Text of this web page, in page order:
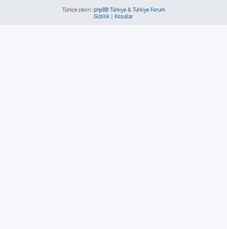
Türkçe çeviri: phpBB Türkiye& Türkiye Forum
Gizlilik | Koşullar